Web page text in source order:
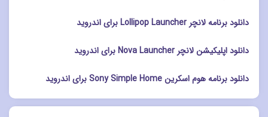
دانلود برنامه لانچر Lollipop Launcher برای اندروید
دانلود اپلیکیشن لانچر Nova Launcher برای اندروید
دانلود برنامه هوم اسکرین Sony Simple Home برای اندروید